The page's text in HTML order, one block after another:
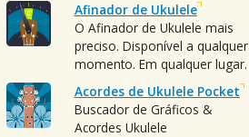
Afinador de Ukulele
O Afinador de Ukulele mais
preciso. Disponível a qualquer
momento. Em qualquer lugar.
Acordes de Ukulele Pocket
Buscador de Gráficos &
Acordes Ukulele